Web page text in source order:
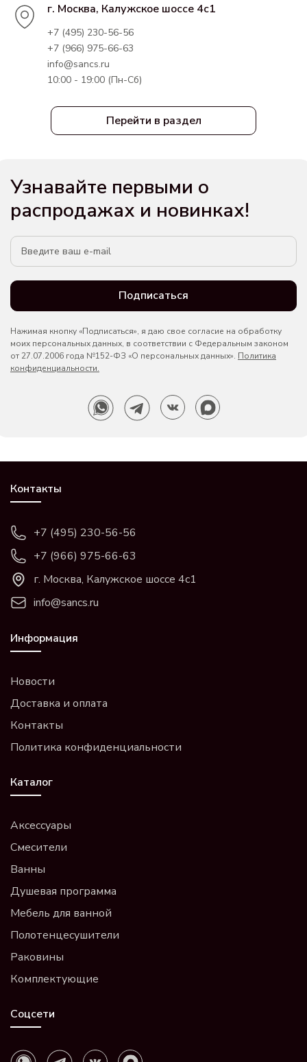
Перейти в раздел
г. Москва, Калужское шоссе 4с1
+7 (495) 230-56-56
+7 (966) 975-66-63
info@sancs.ru
10:00 - 19:00 (Пн-Сб)
Узнавайте первыми о
распродажах и новинках!
Подписаться
Нажимая кнопку «Подписаться», я даю свое согласие на обработку
моих персональных данных, в соответствии с Федеральным законом
от 27.07.2006 года №152-ФЗ «О персональных данных». Политика
конфиденциальности.
Контакты
+7 (495) 230-56-56
+7 (966) 975-66-63
г. Москва, Калужское шоссе 4с1
info@sancs.ru
Информация
Новости
Доставка и оплата
Контакты
Политика конфиденциальности
Каталог
Аксессуары
Смесители
Ванны
Душевая программа
Мебель для ванной
Полотенцесушители
Раковины
Комплектующие
Соцсети